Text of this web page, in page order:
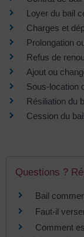
Loyer du bail
Charges et
Prolongation
Refus de
Ajout ou
Sous-location
Résiliation du
Cession du
Questions ?
Bail
Faut-il
Comment